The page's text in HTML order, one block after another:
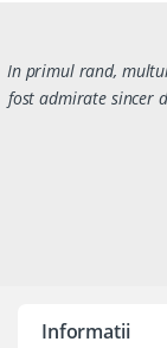
In primul rand,
fost admirate sincer
Informatii